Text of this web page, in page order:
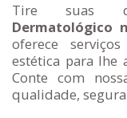
Tire suas
Dermatológico
oferece
estética para lhe
Conte com
qualidade,